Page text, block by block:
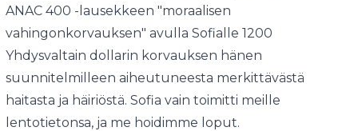
ANAC 400 -lausekkeen "moraalisen
vahingonkorvauksen" avulla Sofialle 1200
Yhdysvaltain dollarin korvauksen hänen
suunnitelmilleen aiheutuneesta merkittävästä
haitasta ja häiriöstä. Sofia vain toimitti meille
lentotietonsa, ja me hoidimme loput.